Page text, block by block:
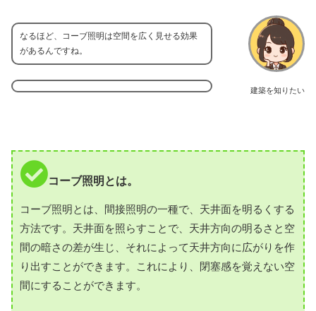
建築を知りたい
なるほど、コーブ照明は空間を広く見せる効果
があるんですね。
コーブ照明とは。
コーブ照明とは、間接照明の一種で、天井面を明るくする
方法です。天井面を照らすことで、天井方向の明るさと空
間の暗さの差が生じ、それによって天井方向に広がりを作
り出すことができます。これにより、閉塞感を覚えない空
間にすることができます。